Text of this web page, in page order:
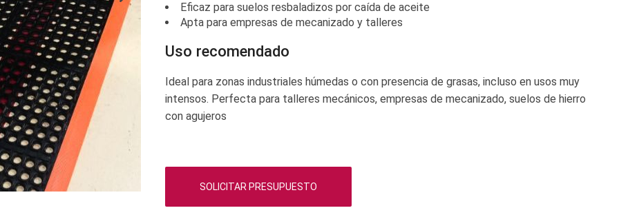
Eficaz para suelos resbaladizos por caída de aceite
Apta para empresas de mecanizado y talleres
Uso recomendado
Ideal para zonas industriales húmedas o con presencia de grasas, incluso en usos muy
intensos. Perfecta para talleres mecánicos, empresas de mecanizado, suelos de hierro
con agujeros
SOLICITAR PRESUPUESTO